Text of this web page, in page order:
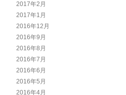
2017年2月
2017年1月
2016年12月
2016年9月
2016年8月
2016年7月
2016年6月
2016年5月
2016年4月